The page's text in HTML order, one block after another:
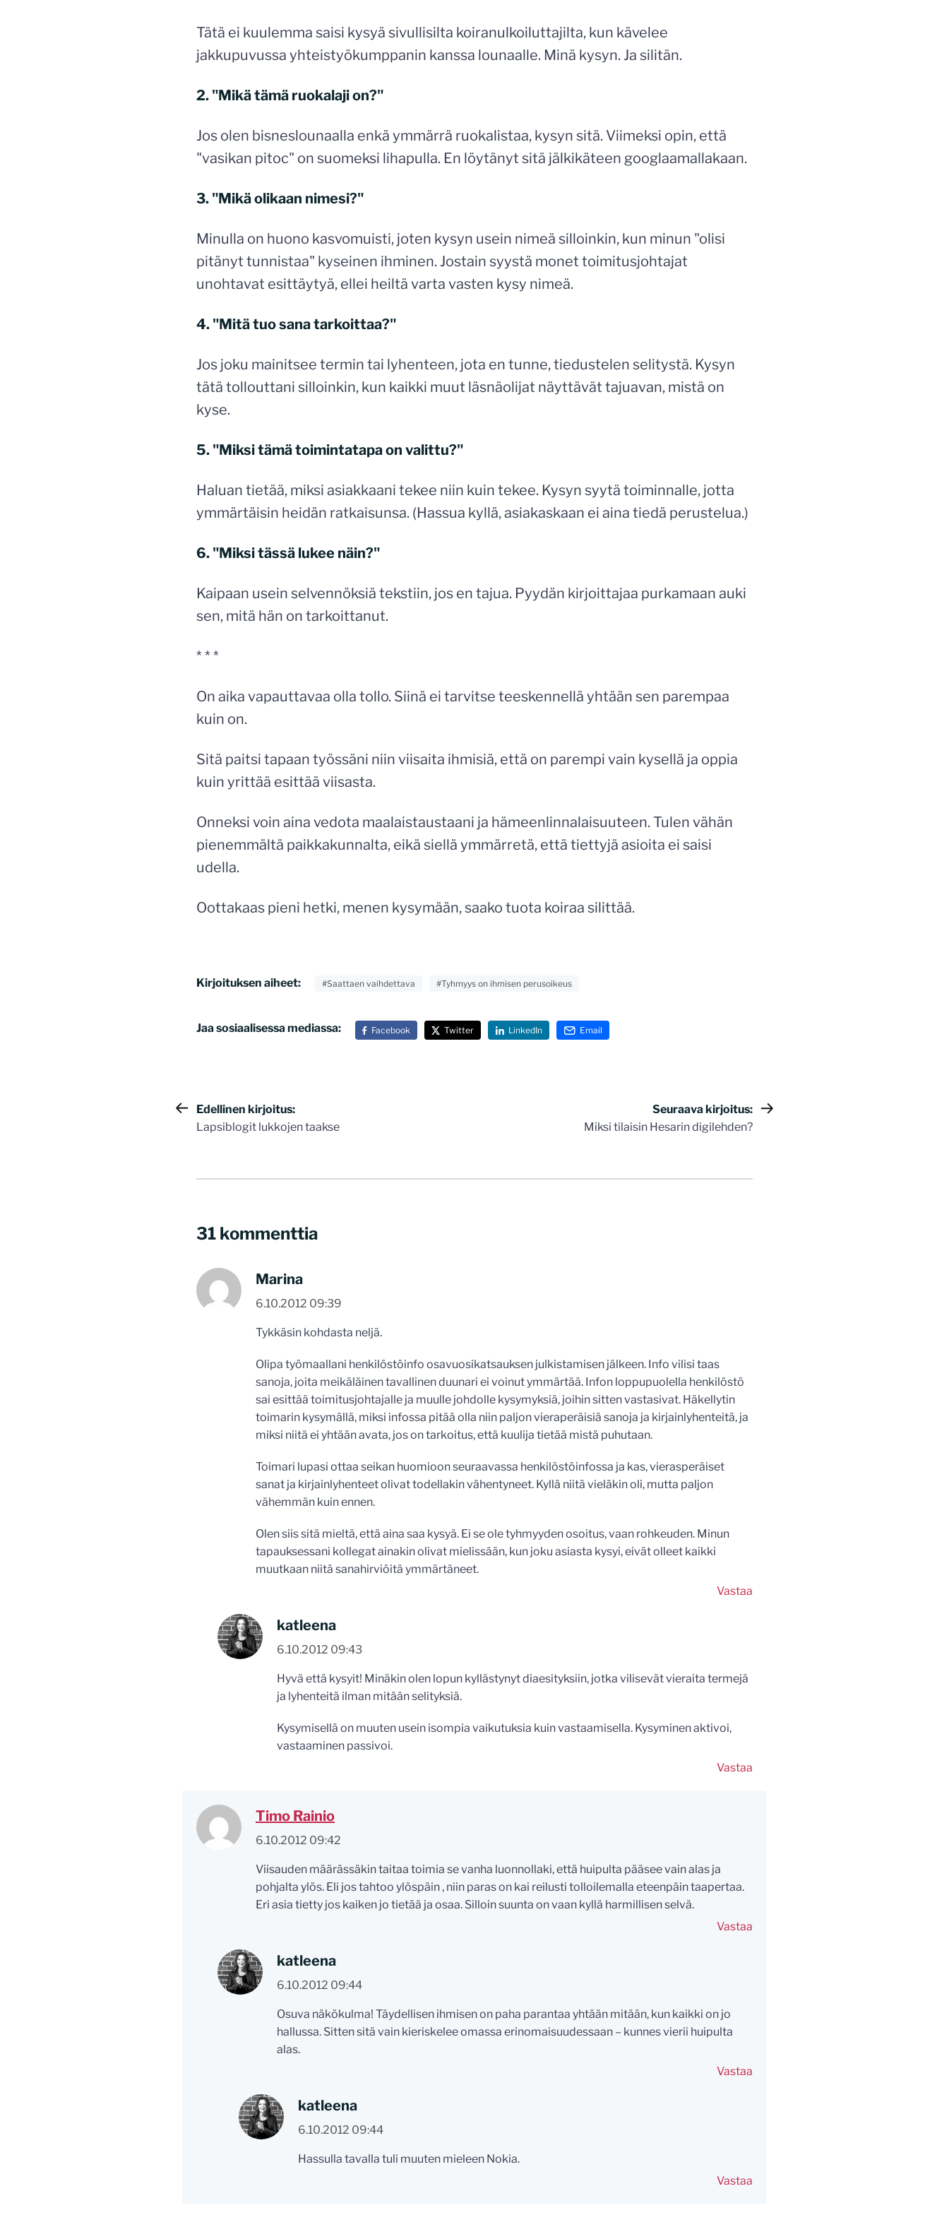
Tätä ei kuulemma saisi kysyä sivullisilta koiranulkoiluttajilta, kun kävelee
jakkupuvussa yhteistyökumppanin kanssa lounaalle. Minä kysyn. Ja silitän.
2. "Mikä tämä ruokalaji on?"
Jos olen bisneslounaalla enkä ymmärrä ruokalistaa, kysyn sitä. Viimeksi opin, että
"vasikan pitoc" on suomeksi lihapulla. En löytänyt sitä jälkikäteen googlaamallakaan.
3. "Mikä olikaan nimesi?"
Minulla on huono kasvomuisti, joten kysyn usein nimeä silloinkin, kun minun "olisi
pitänyt tunnistaa" kyseinen ihminen. Jostain syystä monet toimitusjohtajat
unohtavat esittäytyä, ellei heiltä varta vasten kysy nimeä.
4. "Mitä tuo sana tarkoittaa?"
Jos joku mainitsee termin tai lyhenteen, jota en tunne, tiedustelen selitystä. Kysyn
tätä tollouttani silloinkin, kun kaikki muut läsnäolijat näyttävät tajuavan, mistä on
kyse.
5. "Miksi tämä toimintatapa on valittu?"
Haluan tietää, miksi asiakkaani tekee niin kuin tekee. Kysyn syytä toiminnalle, jotta
ymmärtäisin heidän ratkaisunsa. (Hassua kyllä, asiakaskaan ei aina tiedä perustelua.)
6. "Miksi tässä lukee näin?"
Kaipaan usein selvennöksiä tekstiin, jos en tajua. Pyydän kirjoittajaa purkamaan auki
sen, mitä hän on tarkoittanut.
* * *
On aika vapauttavaa olla tollo. Siinä ei tarvitse teeskennellä yhtään sen parempaa
kuin on.
Sitä paitsi tapaan työssäni niin viisaita ihmisiä, että on parempi vain kysellä ja oppia
kuin yrittää esittää viisasta.
Onneksi voin aina vedota maalaistaustaani ja hämeenlinnalaisuuteen. Tulen vähän
pienemmältä paikkakunnalta, eikä siellä ymmärretä, että tiettyjä asioita ei saisi
udella.
Oottakaas pieni hetki, menen kysymään, saako tuota koiraa silittää.
Kirjoituksen aiheet: #Saattaen vaihdettava #Tyhmyys on ihmisen perusoikeus
Jaa sosiaalisessa mediassa: Facebook Twitter LinkedIn Email
Artikkelien
Edellinen kirjoitus:
Lapsiblogit lukkojen taakse
Seuraava kirjoitus:
Miksi tilaisin Hesarin digilehden?
31 kommenttia
Marina
6.10.2012 09:39
Tykkäsin kohdasta neljä.
Olipa työmaallani henkilöstöinfo osavuosikatsauksen julkistamisen jälkeen. Info vilisi taas
sanoja, joita meikäläinen tavallinen duunari ei voinut ymmärtää. Infon loppupuolella henkilöstö
sai esittää toimitusjohtajalle ja muulle johdolle kysymyksiä, joihin sitten vastasivat. Häkellytin
toimarin kysymällä, miksi infossa pitää olla niin paljon vieraperäisiä sanoja ja kirjainlyhenteitä, ja
miksi niitä ei yhtään avata, jos on tarkoitus, että kuulija tietää mistä puhutaan.
Toimari lupasi ottaa seikan huomioon seuraavassa henkilöstöinfossa ja kas, vierasperäiset
sanat ja kirjainlyhenteet olivat todellakin vähentyneet. Kyllä niitä vieläkin oli, mutta paljon
vähemmän kuin ennen.
Olen siis sitä mieltä, että aina saa kysyä. Ei se ole tyhmyyden osoitus, vaan rohkeuden. Minun
tapauksessani kollegat ainakin olivat mielissään, kun joku asiasta kysyi, eivät olleet kaikki
muutkaan niitä sanahirviöitä ymmärtäneet.
Vastaa
katleena
6.10.2012 09:43
Hyvä että kysyit! Minäkin olen lopun kyllästynyt diaesityksiin, jotka vilisevät vieraita termejä
ja lyhenteitä ilman mitään selityksiä.
Kysymisellä on muuten usein isompia vaikutuksia kuin vastaamisella. Kysyminen aktivoi,
vastaaminen passivoi.
Vastaa
Timo Rainio
6.10.2012 09:42
Viisauden määrässäkin taitaa toimia se vanha luonnollaki, että huipulta pääsee vain alas ja
pohjalta ylös. Eli jos tahtoo ylöspäin , niin paras on kai reilusti tolloilemalla eteenpäin taapertaa.
Eri asia tietty jos kaiken jo tietää ja osaa. Silloin suunta on vaan kyllä harmillisen selvä.
Vastaa
katleena
6.10.2012 09:44
Osuva näkökulma! Täydellisen ihmisen on paha parantaa yhtään mitään, kun kaikki on jo
hallussa. Sitten sitä vain kieriskelee omassa erinomaisuudessaan – kunnes vierii huipulta
alas.
Vastaa
katleena
6.10.2012 09:44
Hassulla tavalla tuli muuten mieleen Nokia.
Vastaa